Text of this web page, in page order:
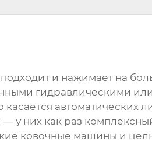
подходит и нажимает на
гидравлическими или
автоматических
у них как раз
ковочные машины и